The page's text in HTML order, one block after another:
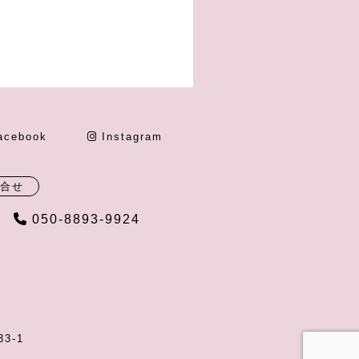
Instagram
せ
050-8893-9924
1